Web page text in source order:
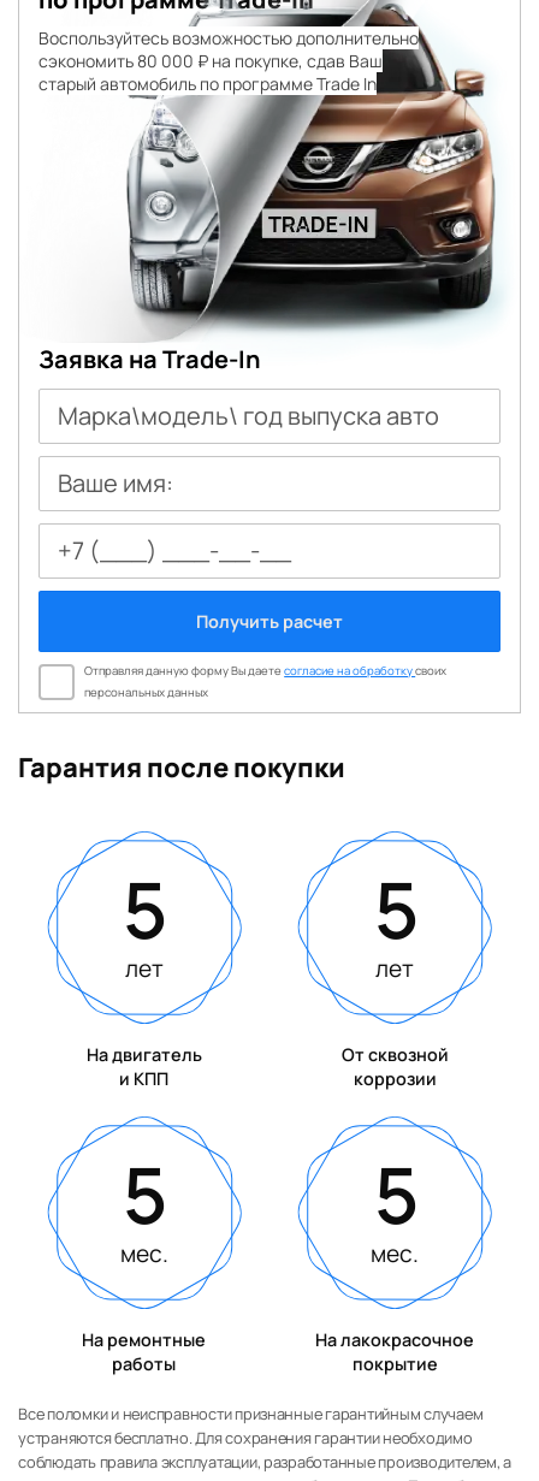
Воспользуйтесь возможностью дополнительно
сэкономить 80 000 ₽ на покупке, сдав Ваш
старый автомобиль по программе Trade In
Заявка на Trade-In
Марка\модель\ год выпуска авто
Ваше имя:
Получить расчет
Отправляя данную форму Вы даетесогласие на обработкусвоих
персональных данных
Гарантия после покупки
5
лет
На двигатель
и КПП
5
лет
От сквозной
коррозии
5
мес.
На ремонтные
работы
5
мес.
На лакокрасочное
покрытие
Все поломки и неисправности признанные гарантийным случаем
устраняются бесплатно. Для сохранения гарантии необходимо
соблюдать правила эксплуатации, разработанные производителем, а